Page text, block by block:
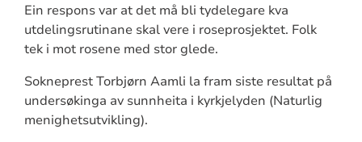
Ein respons var at det må bli tydelegare kva
utdelingsrutinane skal vere i roseprosjektet. Folk
tek i mot rosene med stor glede.
Sokneprest Torbjørn Aamli la fram siste resultat på
undersøkinga av sunnheita i kyrkjelyden (Naturlig
menighetsutvikling).